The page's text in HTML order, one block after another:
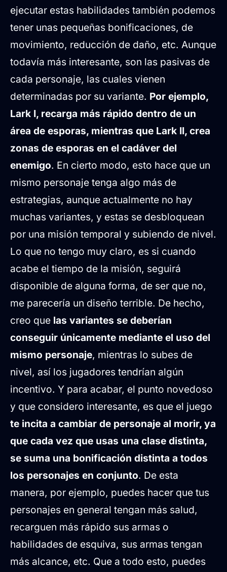
ejecutar estas habilidades también podemos
tener unas pequeñas bonificaciones, de
movimiento, reducción de daño, etc. Aunque
todavía más interesante, son las pasivas de
cada personaje, las cuales vienen
determinadas por su variante. Por ejemplo,
Lark I, recarga más rápido dentro de un
área de esporas, mientras que Lark II, crea
zonas de esporas en el cadáver del
enemigo. En cierto modo, esto hace que un
mismo personaje tenga algo más de
estrategias, aunque actualmente no hay
muchas variantes, y estas se desbloquean
por una misión temporal y subiendo de nivel.
Lo que no tengo muy claro, es si cuando
acabe el tiempo de la misión, seguirá
disponible de alguna forma, de ser que no,
me parecería un diseño terrible. De hecho,
creo que las variantes se deberían
conseguir únicamente mediante el uso del
mismo personaje, mientras lo subes de
nivel, así los jugadores tendrían algún
incentivo. Y para acabar, el punto novedoso
y que considero interesante, es que el juego
te incita a cambiar de personaje al morir, ya
que cada vez que usas una clase distinta,
se suma una bonificación distinta a todos
los personajes en conjunto. De esta
manera, por ejemplo, puedes hacer que tus
personajes en general tengan más salud,
recarguen más rápido sus armas o
habilidades de esquiva, sus armas tengan
más alcance, etc. Que a todo esto, puedes